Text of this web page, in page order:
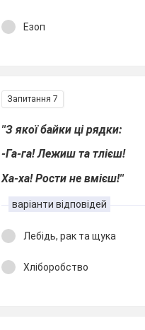
Езоп
Запитання 7
''З якої байки ці рядки:
-Га-га! Лежиш та тлієш!
Ха-ха! Рости не вмієш!''
варіанти відповідей
Лебідь, рак та щука
Хліборобство